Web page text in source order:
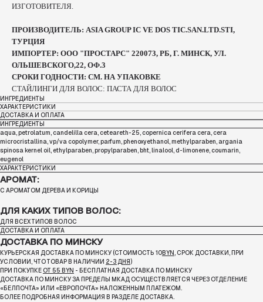
ИЗГОТОВИТЕЛЯ.
ПРОИЗВОДИТЕЛЬ: ASIA GROUP IC VE DOS TIC.SAN.LTD.STI,
ТУРЦИЯ
ИМПОРТЕР: ООО "ПРОСТАРС" 220073, РБ, Г. МИНСК, УЛ.
ОЛЬШЕВСКОГО,22, ОФ.3
СРОКИ ГОДНОСТИ: СМ. НА УПАКОВКЕ
СТАЙЛИНГИ ДЛЯ ВОЛОС: ПАСТА ДЛЯ ВОЛОС
ИНГРЕДИЕНТЫ
ХАРАКТЕРИСТИКИ
ДОСТАВКА И ОПЛАТА
ИНГРЕДИЕНТЫ
aqua, petrolatum, candelilla cera, ceteareth-25, copernica cerifera cera, cera
microcristallina, vp/va copolymer, parfum, phenoxyethanol, methylparaben, argania
spinosa kernel oil, ethylparaben, propylparaben, bht, linalool, d-limonene, coumarin,
eugenol
ХАРАКТЕРИСТИКИ
АРОМАТ:
С АРОМАТОМ ДЕРЕВА И КОРИЦЫ
ДЛЯ КАКИХ ТИПОВ ВОЛОС:
ДЛЯ ВСЕХ ТИПОВ ВОЛОС
ДОСТАВКА И ОПЛАТА
ДОСТАВКА ПО МИНСКУ
КУРЬЕРСКАЯ ДОСТАВКА ПО МИНСКУ (СТОИМОСТЬ 10BYN, СРОК ДОСТАВКИ, ПРИ
УСЛОВИИ, ЧТО ТОВАР В НАЛИЧИИ 2-3 ДНЯ )
ПРИ ПОКУПКЕ ОТ 55 BYN - БЕСПЛАТНАЯ ДОСТАВКА ПО МИНСКУ
ДОСТАВКА ПО МИНСКУ ЗА ПРЕДЕЛЫ МКАД ОСУЩЕСТВЛЯЕТСЯ ЧЕРЕЗ ОТДЕЛЕНИЕ
«БЕЛПОЧТА» ИЛИ «ЕВРОПОЧТА» НАЛОЖЕННЫМ ПЛАТЕЖОМ.
БОЛЕЕ ПОДРОБНАЯ ИНФОРМАЦИЯ В РАЗДЕЛЕ ДОСТАВКА.